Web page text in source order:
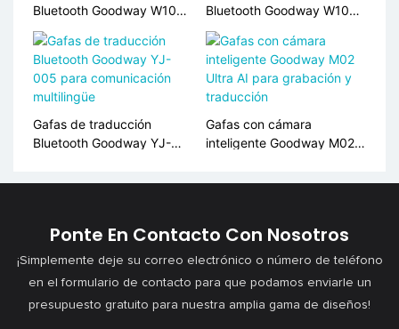
Bluetooth Goodway W100C
AI para traducción en
tiempo real
Bluetooth Goodway W100
AI para traducción y
llamadas de audio
Gafas de traducción
Bluetooth Goodway YJ-
multilingüe
Gafas con cámara
inteligente Goodway M02
traducción
Ponte En Contacto Con Nosotros
¡Simplemente deje su correo electrónico o número de teléfono
en el formulario de contacto para que podamos enviarle un
presupuesto gratuito para nuestra amplia gama de diseños!